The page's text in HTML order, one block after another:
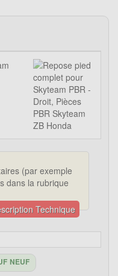
(par exemple
dans la rubrique
Technique
NEUF